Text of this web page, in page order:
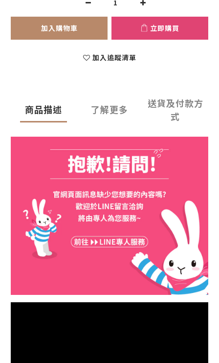
加入購物車 立即購買
加入追蹤清單
商品描述 了解更多
送貨及付款方
式